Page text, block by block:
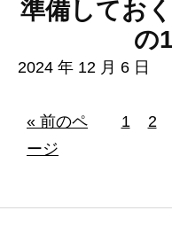
準備してお
の
2024 年 12 月 6 日
« 前のペ
ージ
1 2